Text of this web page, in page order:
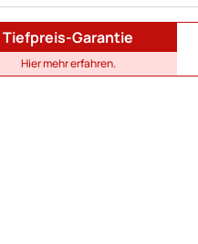
Tiefpreis-Garantie
Hier mehr erfahren.